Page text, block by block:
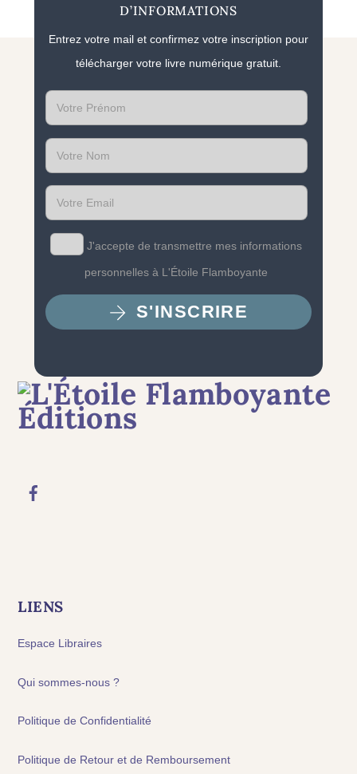
D’INFORMATIONS
Entrez votre mail et confirmez votre inscription pour
télécharger votre livre numérique gratuit.
First
name
Last
name
Email
J'accepte de transmettre mes informations
personnelles à L'Étoile Flamboyante
S'INSCRIRE
LIENS
Espace Libraires
Qui sommes-nous ?
Politique de Confidentialité
Politique de Retour et de Remboursement